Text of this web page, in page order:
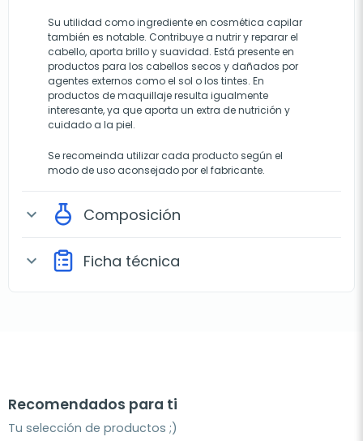
Su utilidad como ingrediente en cosmética capilar
también es notable. Contribuye a nutrir y reparar el
cabello, aporta brillo y suavidad. Está presente en
productos para los cabellos secos y dañados por
agentes externos como el sol o los tintes. En
productos de maquillaje resulta igualmente
interesante, ya que aporta un extra de nutrición y
cuidado a la piel.
Se recomeinda utilizar cada producto según el
modo de uso aconsejado por el fabricante.
expand_more Composición
expand_more Ficha técnica
Recomendados para ti
Tu selección de productos ;)